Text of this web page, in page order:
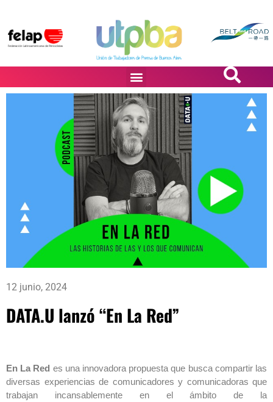
12 junio, 2024
DATA.U lanzó “En La Red”
En La Red es una innovadora propuesta que busca compartir las
diversas experiencias de comunicadores y comunicadoras que
trabajan incansablemente en el ámbito de la